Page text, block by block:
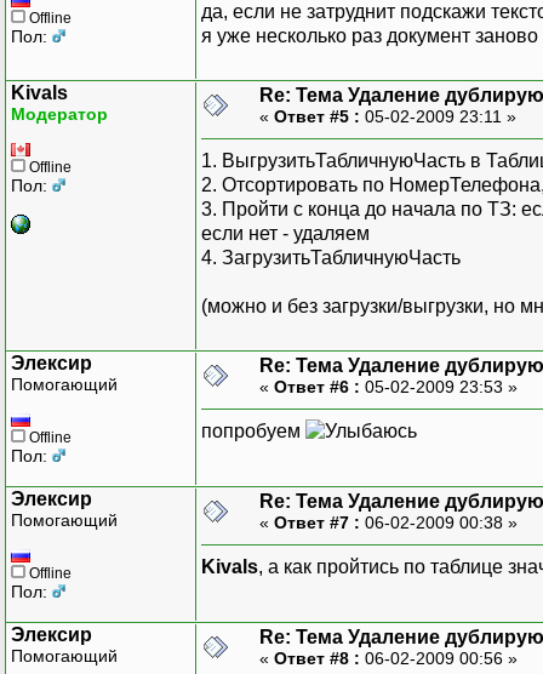
Offline
Пол:
да, если не затруднит подскажи
я уже несколько раз документ
Kivals
Модератор
Offline
Пол:
Re: Тема Удаление
« Ответ #5 : 05-02-2009 23:11 »
1. ВыгрузитьТабличнуюЧасть в
2. Отсортировать по
3. Пройти с конца до начала по ТЗ:
если нет - удаляем
4. ЗагрузитьТабличнуюЧасть
(можно и без загрузки/выгрузки, но
Элексир
Помогающий
Offline
Пол:
Re: Тема Удаление
« Ответ #6 : 05-02-2009 23:53 »
попробуем
Элексир
Помогающий
Offline
Пол:
Re: Тема Удаление
« Ответ #7 : 06-02-2009 00:38 »
Kivals, а как пройтись по таблице
Элексир
Помогающий
Re: Тема Удаление
« Ответ #8 : 06-02-2009 00:56 »